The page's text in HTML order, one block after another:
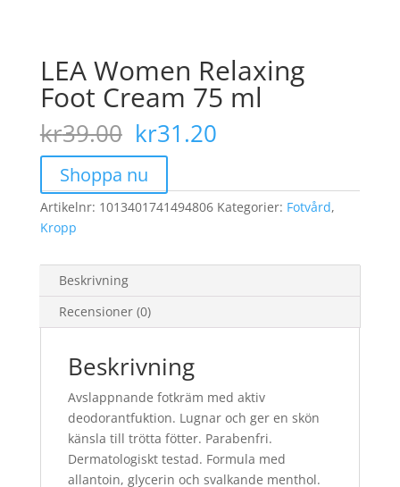
LEA Women Relaxing
Foot Cream 75 ml
kr39.00 Det
ursprungliga
priset
var:
kr39.00.
kr31.20Det
är:
kr31.20.
Shoppa nu
Artikelnr: 1013401741494806 Kategorier: Fotvård,
Kropp
Beskrivning
Recensioner (0)
Beskrivning
Avslappnande fotkräm med aktiv
deodorantfuktion. Lugnar och ger en skön
känsla till trötta fötter. Parabenfri.
Dermatologiskt testad. Formula med
allantoin, glycerin och svalkande menthol.